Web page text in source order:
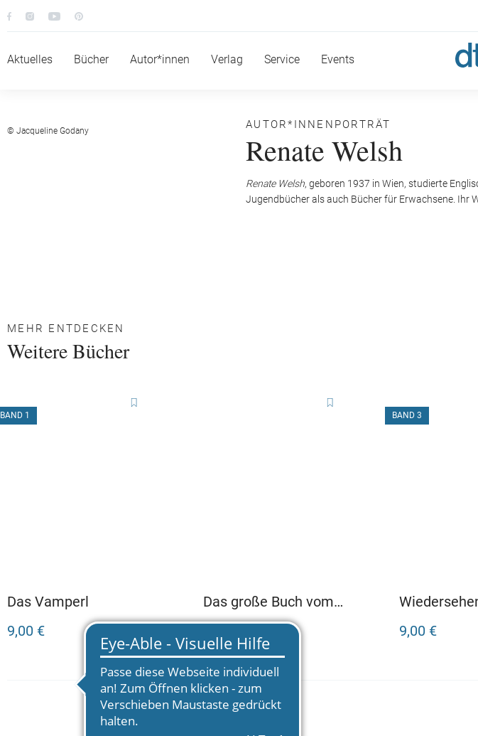
Aktuelles Bücher Autor*innen Verlag Service Events
© Jacqueline Godany AUTOR*INNENPORTRÄT
Renate Welsh
Renate Welsh, geboren 1937 in Wien, studierte
Jugendbücher als auch Bücher für Erwachsene. Ihr
MEHR ENTDECKEN
Weitere Bücher
BAND 1
Das Vamperl
9,00 €
Das große Buch vom
Vamperl
BAND 3
9,00 €